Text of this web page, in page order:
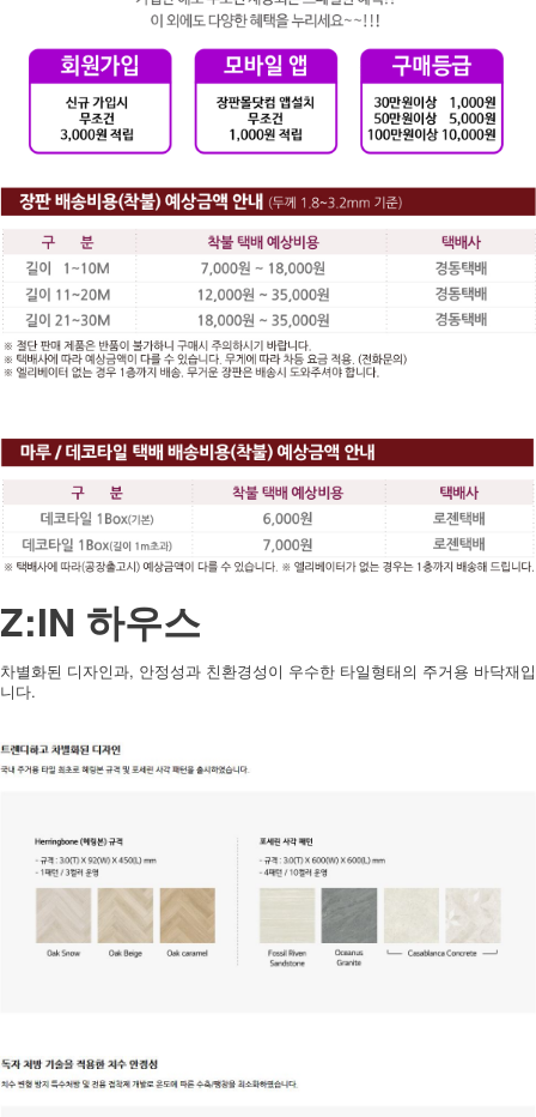
Z:IN 하우스
차별화된 디자인과, 안정성과 친환경성이 우수한 타일형태의 주거용 바닥재입
니다.